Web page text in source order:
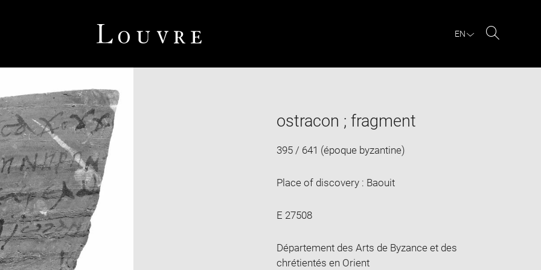
EN
ostracon ; fragment
395 / 641 (époque byzantine)
Place of discovery : Baouit
E 27508
Département des Arts de Byzance et des
chrétientés en Orient